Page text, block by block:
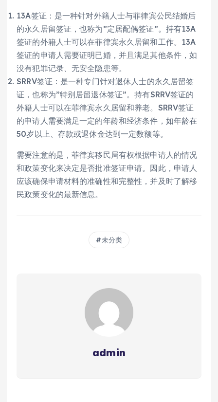
13A签证：是一种针对外籍人士与菲律宾公民结婚后
的永久居留签证，也称为”定居配偶签证”。持有13A
签证的外籍人士可以在菲律宾永久居留和工作。13A
签证的申请人需要证明已婚，并且满足其他条件，如
没有犯罪记录、无安全隐患等。
SRRV签证：是一种专门针对退休人士的永久居留签
证，也称为”特别居留退休签证”。持有SRRV签证的
外籍人士可以在菲律宾永久居留和养老。SRRV签证
的申请人需要满足一定的年龄和经济条件，如年龄在
50岁以上、存款或退休金达到一定数额等。
需要注意的是，菲律宾移民局有权根据申请人的情况
和政策变化来决定是否批准签证申请。因此，申请人
应该确保申请材料的准确性和完整性，并及时了解移
民政策变化的最新信息。
未分类
admin